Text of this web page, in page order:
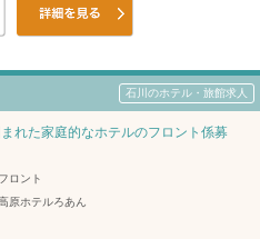
石川のホテル・旅館求人
れた家庭的なホテルのフロント係募
ロント
原ホテルろあん